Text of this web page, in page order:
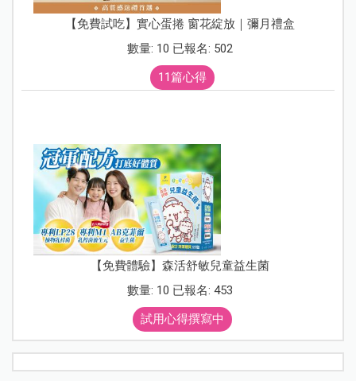
【免費試吃】實心蛋捲 窗花綻放｜彌月禮盒
數量: 10 已報名: 502
11篇心得
【免費體驗】森活舒敏兒童益生菌
數量: 10 已報名: 453
試用心得撰寫中